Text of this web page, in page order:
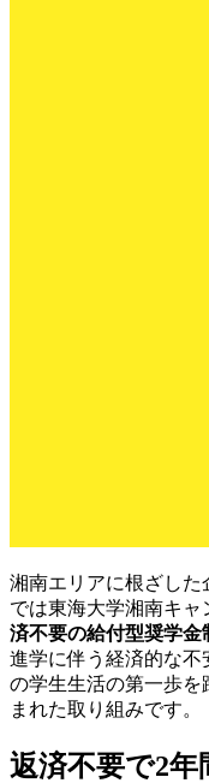
湘南エリアに根ざし
では東海大学湘南キャ
済不要の給付型奨学金
進学に伴う経済的な
の学生生活の第一歩
まれた取り組みです。
返済不要で2年